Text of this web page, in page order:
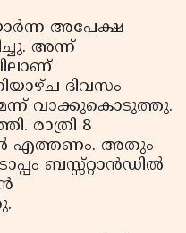
അപേക്ഷ
അന്ന്
ദിവസം
വാക്കുകൊടുത്തു.
രാത്രി 8
എത്തണം. അതും
ബസ്സ്റ്റാന്‍ഡില്‍